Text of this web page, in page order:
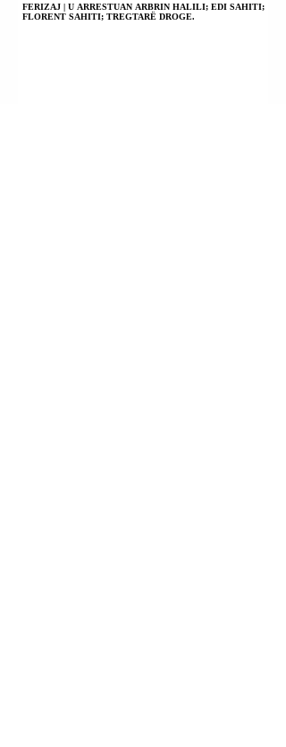
FERIZAJ | U ARRESTUAN ARBRIN HALILI; EDI SAHITI;
FLORENT SAHITI; TREGTARË DROGE.